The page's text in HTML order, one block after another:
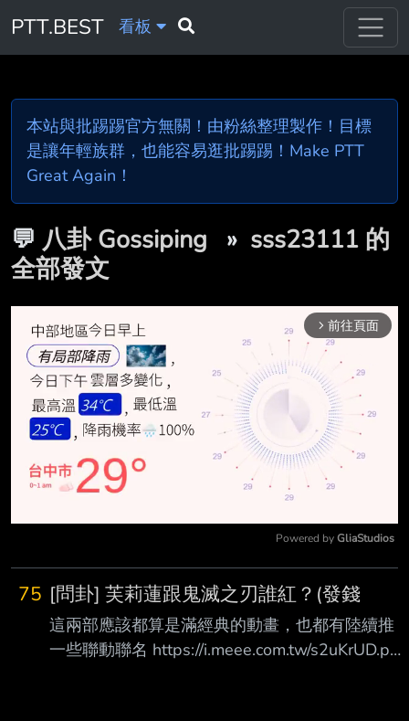
PTT.BEST 看板
本站與批踢踢官方無關！由粉絲整理製作！目標
是讓年輕族群，也能容易逛批踢踢！Make PTT
Great Again！
💬 八卦 Gossiping » sss23111 的
全部發文
arrow_forward_ios 前往頁面
Powered by GliaStudios
75 [問卦] 芙莉蓮跟鬼滅之刃誰紅？(發錢
這兩部應該都算是滿經典的動畫，也都有陸續推
一些聯動聯名 https://i.meee.com.tw/s2uKrUD.png